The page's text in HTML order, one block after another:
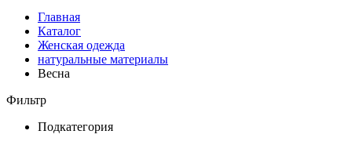
Главная
Каталог
Женская одежда
натуральные материалы
Весна
Фильтр
Подкатегория